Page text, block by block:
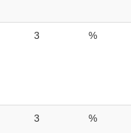
3 %
3 %